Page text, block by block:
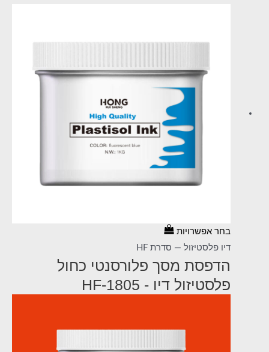
בחר אפשרויות
דיו פלסטיזול — סדרת HF
הדפסת מסך פלורסנטי כחול
פלסטיזול דיו - HF-1805